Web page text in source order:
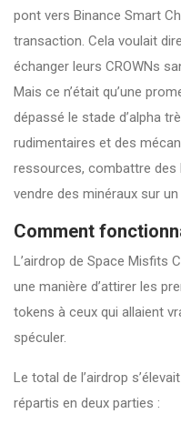
pont vers Binance Smart
transaction. Cela voulait
échanger leurs CROWNs
Mais ce n’était qu’une
dépassé le stade d’alpha
rudimentaires et des
ressources, combattre des
vendre des minéraux sur
Comment
L’airdrop de Space Misfits
une manière d’attirer les
tokens à ceux qui allaient
spéculer.
Le total de l’airdrop
répartis en deux parties :